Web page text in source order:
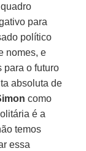
para
político
nomes, e
para o futuro
absoluta de
como
é a
temos
essa